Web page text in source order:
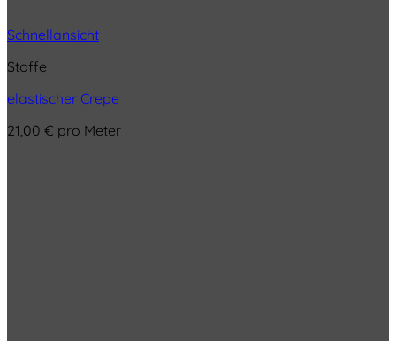
Schnellansicht
Stoffe
elastischer Crepe
21,00 € pro Meter